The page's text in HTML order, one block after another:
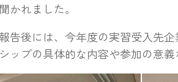
かれました。
告後には、今年度の実習受入先企
ップの具体的な内容や参加の意義